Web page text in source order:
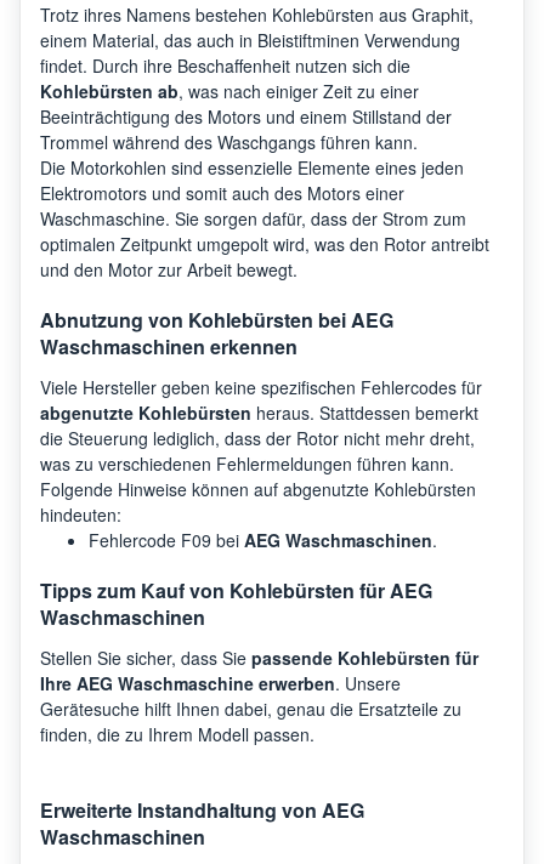
AEG L8WBC61SR
AEG LWX8C1612S
AEG L8WBC61SC
AEG AWW8024D3WB
AEG LWX7E8622S
AEG L9WSB162C
AEG L7WDK161E
AEG
AEG L7WB86GW
Trotz ihres Namens bestehen Kohlebürsten aus Graphit,
einem Material, das auch in Bleistiftminen Verwendung
findet. Durch ihre Beschaffenheit nutzen sich die
Kohlebürsten ab, was nach einiger Zeit zu einer
Beeinträchtigung des Motors und einem Stillstand der
Trommel während des Waschgangs führen kann.
Die Motorkohlen sind essenzielle Elemente eines jeden
Elektromotors und somit auch des Motors einer
Waschmaschine. Sie sorgen dafür, dass der Strom zum
optimalen Zeitpunkt umgepolt wird, was den Rotor antreibt
und den Motor zur Arbeit bewegt.
Abnutzung von Kohlebürsten bei AEG
Waschmaschinen erkennen
Viele Hersteller geben keine spezifischen Fehlercodes für
abgenutzte Kohlebürsten heraus. Stattdessen bemerkt
die Steuerung lediglich, dass der Rotor nicht mehr dreht,
was zu verschiedenen Fehlermeldungen führen kann.
Folgende Hinweise können auf abgenutzte Kohlebürsten
hindeuten:
Fehlercode F09 bei AEG Waschmaschinen.
Tipps zum Kauf von Kohlebürsten für AEG
Waschmaschinen
Stellen Sie sicher, dass Sie passende Kohlebürsten für
Ihre AEG Waschmaschine erwerben. Unsere
Gerätesuche hilft Ihnen dabei, genau die Ersatzteile zu
finden, die zu Ihrem Modell passen.
Erweiterte Instandhaltung von AEG
Waschmaschinen